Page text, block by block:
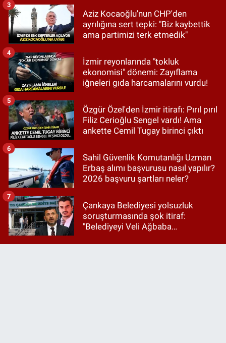
Aziz Kocaoğlu'nun CHP'den
ayrılığına sert tepki: "Biz kaybettik
ama partimizi terk etmedik"
3
İzmir reyonlarında "tokluk
ekonomisi" dönemi: Zayıflama
iğneleri gıda harcamalarını vurdu!
4
Özgür Özel'den İzmir itirafı: Pırıl pırıl
Filiz Cerioğlu Sengel vardı! Ama
ankette Cemil Tugay birinci çıktı
5
Sahil Güvenlik Komutanlığı Uzman
Erbaş alımı başvurusu nasıl yapılır?
2026 başvuru şartları neler?
6
Çankaya Belediyesi yolsuzluk
soruşturmasında şok itiraf:
"Belediyeyi Veli Ağbaba
7